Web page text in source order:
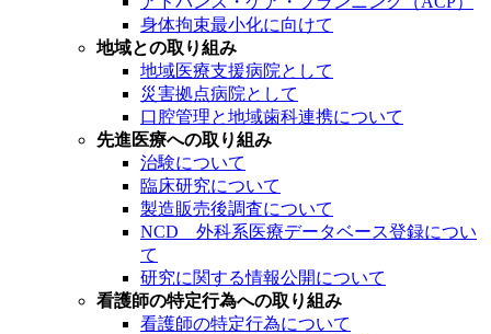
身体拘束最小化に向けて
地域との取り組み
地域医療支援病院として
災害拠点病院として
口腔管理と地域歯科連携について
先進医療への取り組み
治験について
臨床研究について
製造販売後調査について
NCD 外科系医療データベース登録につい
て
研究に関する情報公開について
看護師の特定行為への取り組み
看護師の特定行為について